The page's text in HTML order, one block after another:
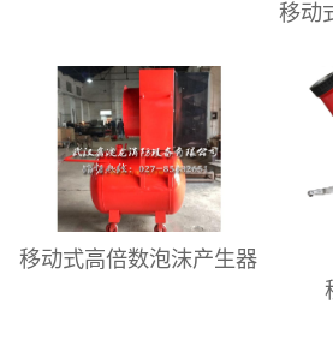
沫比例混合装置
置（泡沫手推车
消防水炮、消防
炮、移动式泡沫自
炮、隧道泡沫消
栓、消防炮塔、
倍泡沫枪、泡沫
数泡沫发生器、
移动式高倍数泡沫产生器